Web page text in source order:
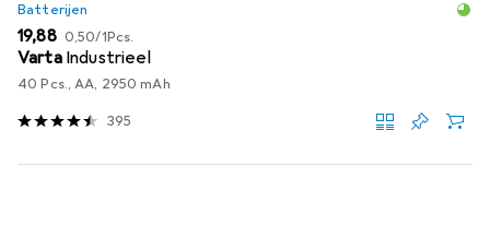
Batterijen
EUR
19,88 EUR
0,50/1Pcs.
Varta Industrieel
40 Pcs., AA, 2950 mAh
395